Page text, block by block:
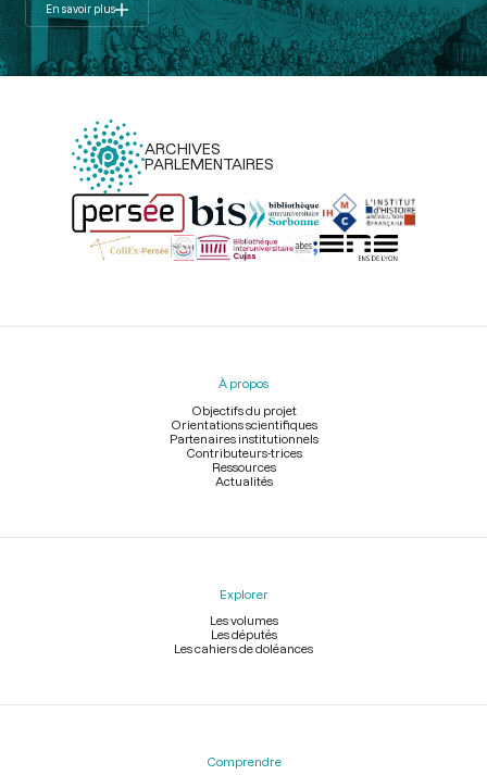
En savoir plus
ARCHIVES
PARLEMENTAIRES
Menu
À propos
Objectifs du projet
Orientations scientifiques
Partenaires institutionnels
Contributeurs-trices
Ressources
Actualités
Explorer
Les volumes
Les députés
Les cahiers de doléances
Comprendre